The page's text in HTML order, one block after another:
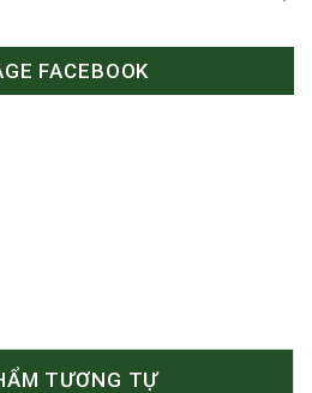
FACEBOOK
TƯƠNG TỰ